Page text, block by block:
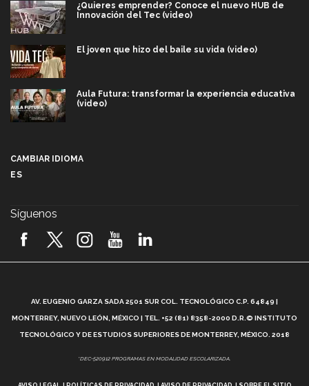
¿Quieres emprender? Conoce el nuevo HUB de
Innovación del Tec (video)
El joven que hizo del baile su vida (video)
Aula Futura: transformar la experiencia educativa
(video)
2026! (video)
¿Cómo es el Modelo Educativo Tec? (video)
Vida Tec: Feminismo e Inteligencia Artificial, Paola
CAMBIAR IDIOMA
ES
Síguenos
AV. EUGENIO GARZA SADA 2501 SUR COL. TECNOLÓGICO C.P. 64849 |
MONTERREY, NUEVO LEÓN, MÉXICO | TEL. +52 (81) 8358-2000 D.R.© INSTITUTO
TECNOLÓGICO Y DE ESTUDIOS SUPERIORES DE MONTERREY, MÉXICO. 2018
*DEC-520912 PROGRAMAS EN MODALIDAD ESCOLARIZADA.